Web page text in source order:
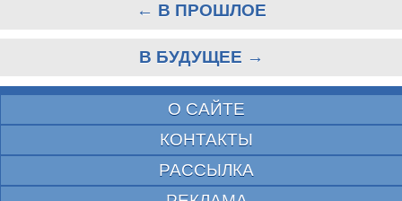
← В ПРОШЛОЕ
В БУДУЩЕЕ →
О САЙТЕ
КОНТАКТЫ
РАССЫЛКА